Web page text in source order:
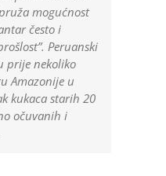
mogućnost
često i
Peruanski
prije nekoliko
Amazonije u
kukaca starih 20
očuvanih i